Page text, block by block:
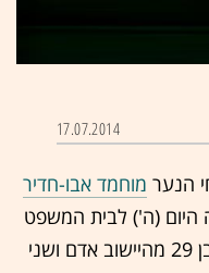
17.07.2014
הנער מוחמד אבו-חדיר
היום (ה') לבית המשפט
המחוזי בעיר כתב אישום נגד בגיר בן 29 מהיישוב אדם ושני